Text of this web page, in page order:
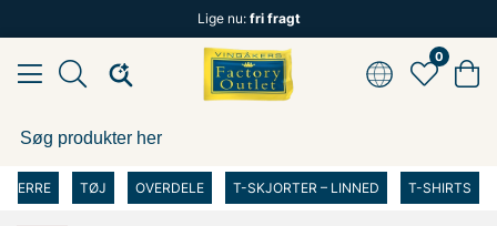
Lige nu: fri fragt
0
HERRE TØJ OVERDELE T-SKJORTER – LINNED T-SHIRTS